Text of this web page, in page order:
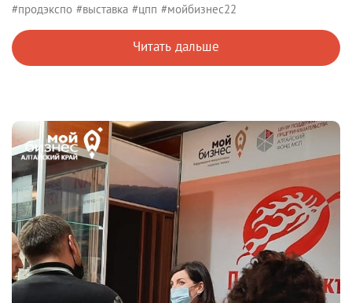
#продэкспо #выставка #цпп #мойбизнес22
Читать дальше